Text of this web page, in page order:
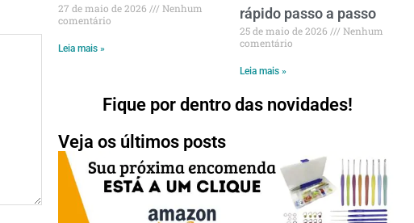
27 de maio de 2026
Nenhum
comentário
Leia mais »
rápido passo a passo
25 de maio de 2026
Nenhum
comentário
Leia mais »
Fique por dentro das novidades!
Veja os últimos posts